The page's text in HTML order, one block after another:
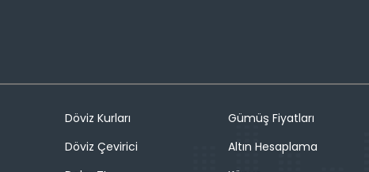
Döviz Kurları
Döviz Çevirici
Gümüş Fiyatları
Altın Hesaplama